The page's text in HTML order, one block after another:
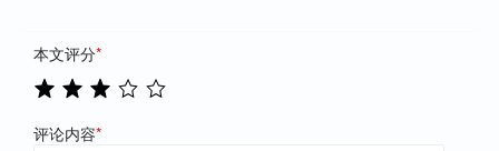
本文评分*
评论内容*